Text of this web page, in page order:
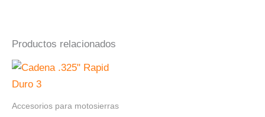
Productos relacionados
Accesorios para motosierras